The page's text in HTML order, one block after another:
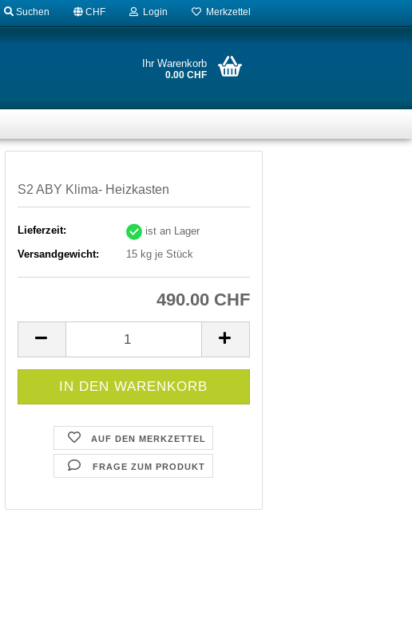
Suchen CHF Login Merkzettel
Ihr Warenkorb
0.00 CHF
S2 ABY Klima- Heizkasten
Lieferzeit:
ist an Lager
Versandgewicht:
15 kg je Stück
490.00 CHF
AUF DEN MERKZETTEL
FRAGE ZUM PRODUKT